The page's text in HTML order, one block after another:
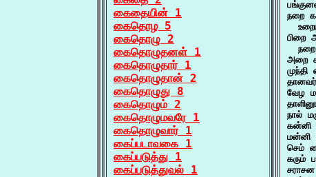
கைதையின் 1
கைதொழ 5
கைதொழு 2
கைதொழுதனள் 1
கைதொழுதார் 1
கைதொழுதான் 2
கைதொழுது 8
கைதொழும் 2
கைதொழுமவரே 1
கைதொழுவார் 1
கைப்படாவகை 1
கைப்படுத்து 1
கைப்படுத்துவல் 1
நறை
பிறை
நறை
அறை
வேழ
நால்
கன்னி
மன்னி
செம்
கரும்